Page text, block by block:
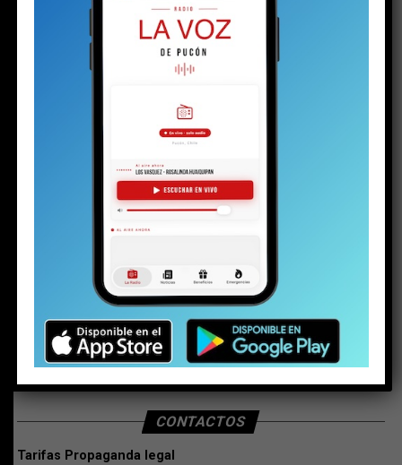
BUSCAR
CONTACTOS
Tarifas Propaganda legal